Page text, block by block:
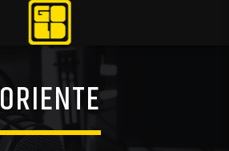
ORIENTE